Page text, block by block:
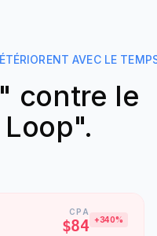
AVEC LE
contre le
CPA
$84 +340%